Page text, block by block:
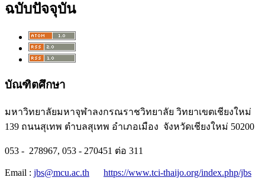
ฉบับปัจจุบัน
บัณฑิตศึกษา
มหาวิทยาลัยมหาจุฬาลงกรณราชวิทยาลัย วิทยาเขตเชียงใหม่
139 ถนนสุเทพ ตำบลสุเทพ อำเภอเมือง จังหวัดเชียงใหม่ 50200
053 - 278967, 053 - 270451 ต่อ 311
Email : jbs@mcu.ac.th https://www.tci-thaijo.org/index.php/jbs